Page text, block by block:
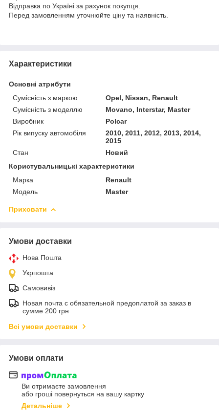
Відправка по Україні за рахунок покупця.
Перед замовленням уточнюйте ціну та наявність.
Характеристики
Основні атрибути
Сумісність з маркою
Opel, Nissan, Renault
Сумісність з моделлю
Movano, Interstar, Master
Виробник
Polcar
Рік випуску автомобіля
2010, 2011, 2012, 2013, 2014,
2015
Стан
Новий
Користувальницькі характеристики
Марка
Renault
Модель
Master
Приховати
Умови доставки
Нова Пошта
Укрпошта
Самовивіз
Новая почта с обязательной предоплатой за заказ в
сумме 200 грн
Всі умови доставки
Умови оплати
Ви отримаєте замовлення
або гроші повернуться на вашу картку
Детальніше